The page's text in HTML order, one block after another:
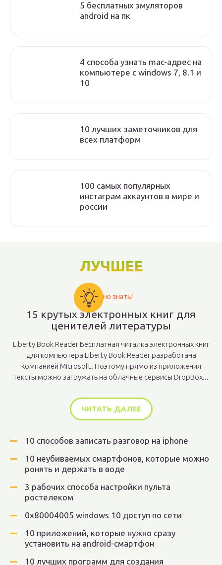
5 бесплатных эмуляторов
android на пк
4 способа узнать mac-адрес на
компьютере с windows 7, 8.1 и
10
10 лучших заметочников для
всех платформ
100 самых популярных
инстаграм аккаунтов в мире и
россии
ЛУЧШЕЕ
Важно знать!
15 крутых электронных книг для
ценителей литературы
Liberty Book Reader Бесплатная читалка электронных книг
для компьютера Liberty Book Reader разработана
компанией Microsoft. Поэтому прямо из приложения
тексты можно загружать на облачные сервисы DropBox...
ЧИТАТЬ ДАЛЕЕ
10 способов записать разговор на iphone
10 неубиваемых смартфонов, которые можно
ронять и держать в воде
3 рабочих способа настройки пульта
ростелеком
0x80004005 windows 10 доступ по сети
10 приложений, которые нужно сразу
установить на android-смартфон
10 лучших программ для создания